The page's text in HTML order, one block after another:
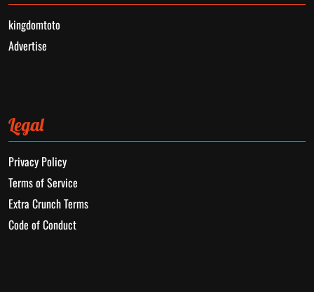
kingdomtoto
Advertise
Legal
Privacy Policy
Terms of Service
Extra Crunch Terms
Code of Conduct